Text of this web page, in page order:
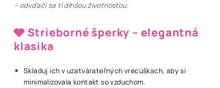
– odvďačí sa ti dlhšou životnosťou.
🩶 Strieborné šperky – elegantná
klasika
Skladuj ich v uzatvárateľných vrecúškach, aby si
minimalizovala kontakt so vzduchom.